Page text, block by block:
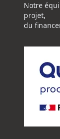
Notre
projet,
du